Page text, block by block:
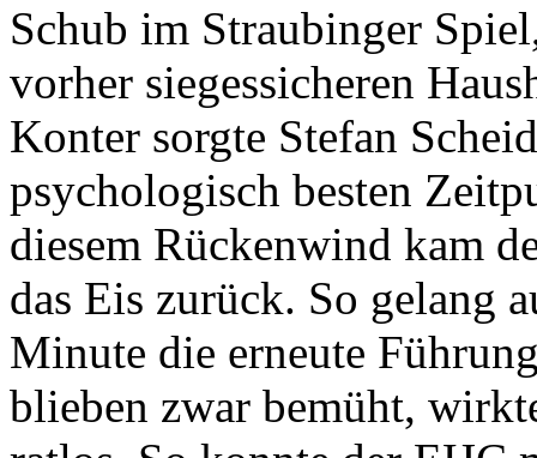
Schub im Straubinger
vorher siegessicheren
Konter sorgte Stefan
psychologisch besten
diesem Rückenwind kam
das Eis zurück. So gelang
Minute die erneute
blieben zwar bemüht,